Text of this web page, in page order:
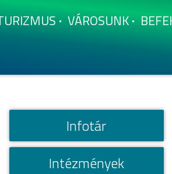
VÁROSUNK
Infotár
Intézmények